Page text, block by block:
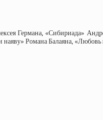
Германа, «Сибириада»
Романа Балаяна,